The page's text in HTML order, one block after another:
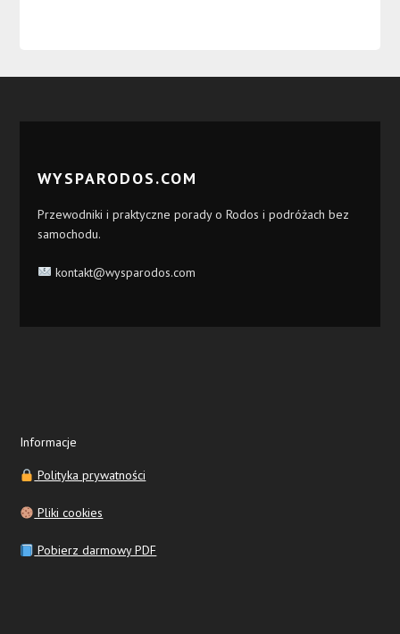
WYSPARODOS.COM
Przewodniki i praktyczne porady o Rodos i podróżach bez
samochodu.
kontakt@wysparodos.com
Informacje
Polityka prywatności
Pliki cookies
Pobierz darmowy PDF